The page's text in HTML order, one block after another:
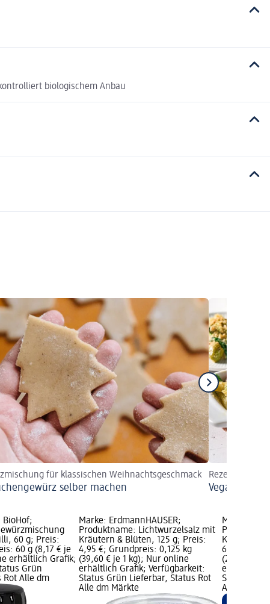
biologischem Anbau
für klassischen Weihnachtsgeschmack
selber machen
Rezept
Veganer
BioHof;
60 g; Preis:
60 g (8,17 € je
erhältlich Grafik;
Grün
Rot Alle dm
Marke: ErdmannHAUSER;
Produktname: Lichtwurzelsalz mit
Kräutern & Blüten, 125 g; Preis:
4,95 €; Grundpreis: 0,125 kg
(39,60 € je 1 kg); Nur online
erhältlich Grafik; Verfügbarkeit:
Status Grün Lieferbar, Status Rot
Alle dm Märkte
Marke:
Kräutern &
6,95 €;
(27,80 € je
erhältlich
Status
Alle dm